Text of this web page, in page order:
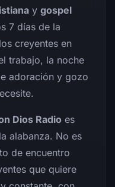
y gospel
7 días de la
creyentes en
trabajo, la noche
adoración y gozo
Dios Radio es
alabanza. No es
de encuentro
que quiere